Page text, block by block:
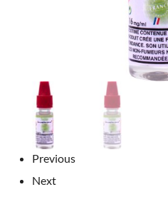
Previous
Next